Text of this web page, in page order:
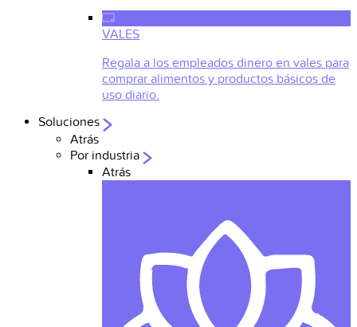
VALES
Regala a los empleados dinero en vales para
comprar alimentos y productos básicos de
uso diario.
Soluciones
Atrás
Por industria
Atrás